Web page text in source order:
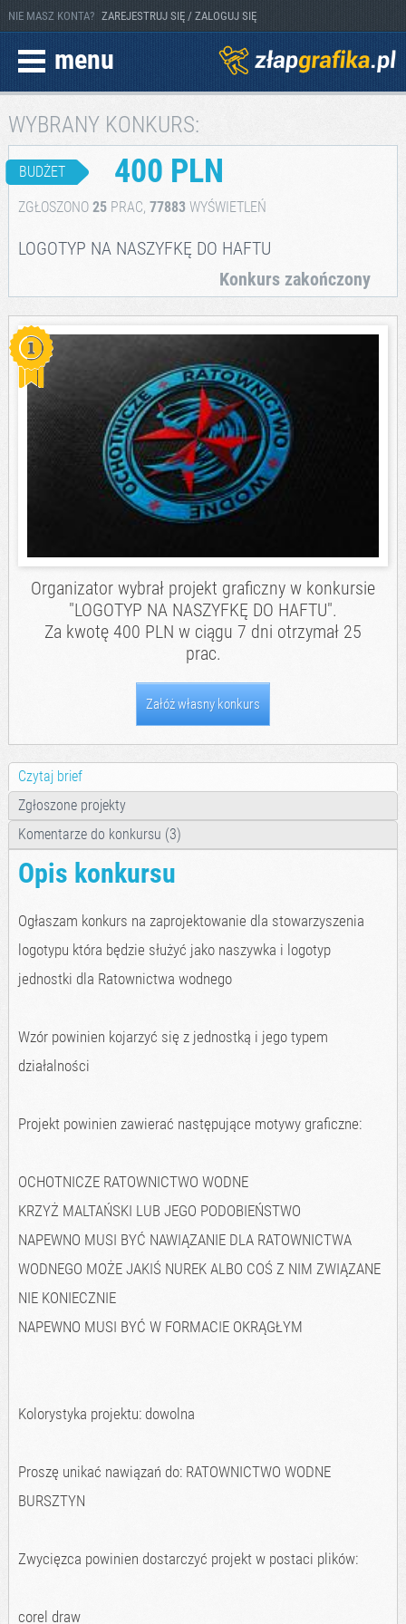
NIE MASZ KONTA? ZAREJESTRUJ SIĘ / ZALOGUJ SIĘ
menu
WYBRANY KONKURS:
BUDŻET 400 PLN
ZGŁOSZONO 25PRAC, 77883WYŚWIETLEŃ
LOGOTYP NA NASZYFKĘ DO HAFTU
Konkurs zakończony
Organizator wybrał projekt graficzny w konkursie
"LOGOTYP NA NASZYFKĘ DO HAFTU".
Za kwotę 400 PLN w ciągu 7 dni otrzymał 25
prac.
Załóż własny konkurs
Czytaj brief
Zgłoszone projekty
Komentarze do konkursu (3)
Opis konkursu
Ogłaszam konkurs na zaprojektowanie dla stowarzyszenia
logotypu która będzie służyć jako naszywka i logotyp
jednostki dla Ratownictwa wodnego
Wzór powinien kojarzyć się z jednostką i jego typem
działalności
Projekt powinien zawierać następujące motywy graficzne:
OCHOTNICZE RATOWNICTWO WODNE
KRZYŻ MALTAŃSKI LUB JEGO PODOBIEŃSTWO
NAPEWNO MUSI BYĆ NAWIĄZANIE DLA RATOWNICTWA
WODNEGO MOŻE JAKIŚ NUREK ALBO COŚ Z NIM ZWIĄZANE
NIE KONIECZNIE
NAPEWNO MUSI BYĆ W FORMACIE OKRĄGŁYM
Kolorystyka projektu: dowolna
Proszę unikać nawiązań do: RATOWNICTWO WODNE
BURSZTYN
Zwycięzca powinien dostarczyć projekt w postaci plików:
corel draw